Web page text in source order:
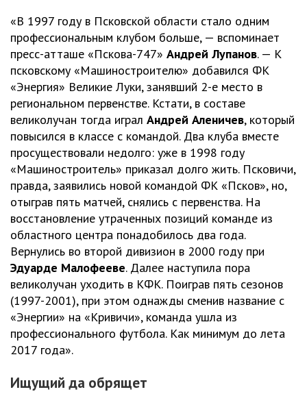
«В 1997 году в Псковской области стало одним
профессиональным клубом больше, — вспоминает
пресс-атташе «Пскова-747» Андрей Лупанов. — К
псковскому «Машиностроителю» добавился ФК
«Энергия» Великие Луки, занявший 2-е место в
региональном первенстве. Кстати, в составе
великолучан тогда играл Андрей Аленичев, который
повысился в классе с командой. Два клуба вместе
просуществовали недолго: уже в 1998 году
«Машиностроитель» приказал долго жить. Псковичи,
правда, заявились новой командой ФК «Псков», но,
отыграв пять матчей, снялись с первенства. На
восстановление утраченных позиций команде из
областного центра понадобилось два года.
Вернулись во второй дивизион в 2000 году при
Эдуарде Малофееве. Далее наступила пора
великолучан уходить в КФК. Поиграв пять сезонов
(1997-2001), при этом однажды сменив название с
«Энергии» на «Кривичи», команда ушла из
профессионального футбола. Как минимум до лета
2017 года».
Ищущий да обрящет